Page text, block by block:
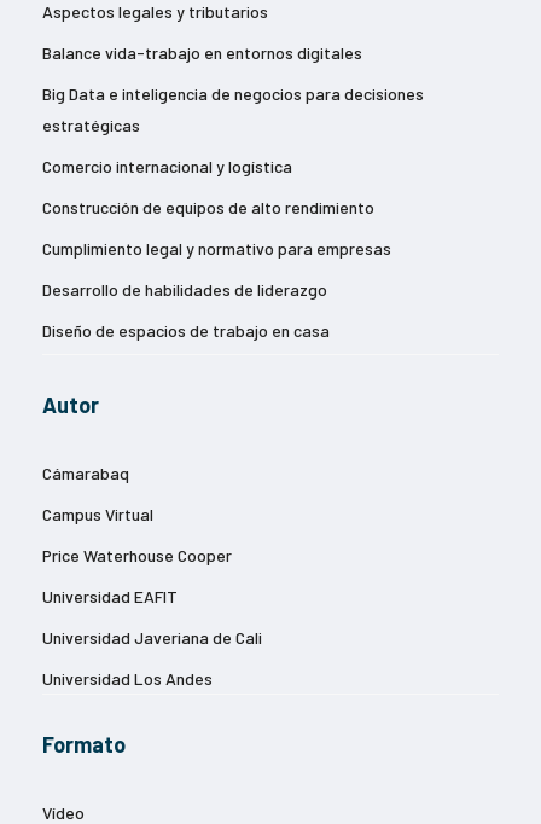
Aspectos legales y tributarios
Balance vida-trabajo en entornos digitales
Big Data e inteligencia de negocios para decisiones
estratégicas
Comercio internacional y logística
Construcción de equipos de alto rendimiento
Cumplimiento legal y normativo para empresas
Desarrollo de habilidades de liderazgo
Diseño de espacios de trabajo en casa
Eficiencia energética y reducción de la huella de carbono
Gestión de riesgos empresariales
Autor
Cámarabaq
Campus Virtual
Price Waterhouse Cooper
Universidad EAFIT
Universidad Javeriana de Cali
Universidad Los Andes
Formato
Vídeo